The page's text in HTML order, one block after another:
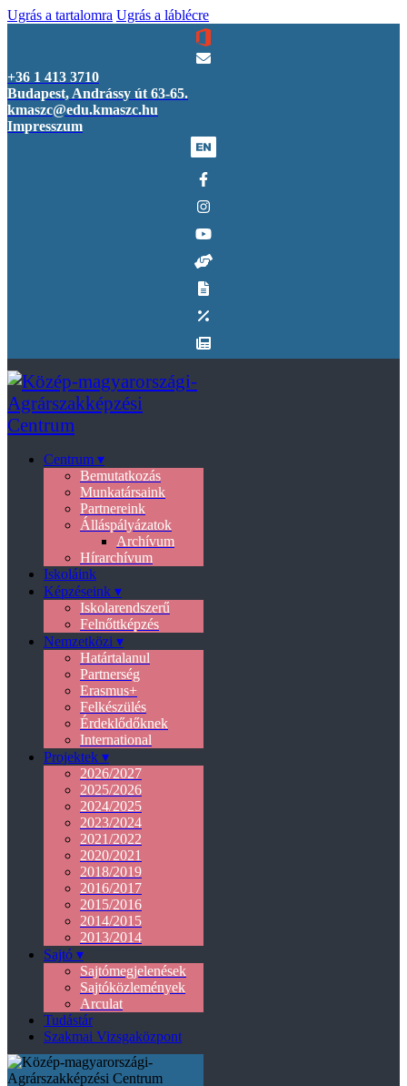
Ugrás a tartalomra Ugrás a láblécre
+36 1 413 3710
Budapest, Andrássy út 63-65.
kmaszc@edu.kmaszc.hu
Impresszum
Centrum ▾
Bemutatkozás
Munkatársaink
Partnereink
Álláspályázatok
Archívum
Hírarchívum
Iskoláink
Képzéseink ▾
Iskolarendszerű
Felnőttképzés
Nemzetközi ▾
Határtalanul
Partnerség
Erasmus+
Felkészülés
Érdeklődőknek
International
Projektek ▾
2026/2027
2025/2026
2024/2025
2023/2024
2021/2022
2020/2021
2018/2019
2016/2017
2015/2016
2014/2015
2013/2014
Sajtó ▾
Sajtómegjelenések
Sajtóközlemények
Arculat
Tudástár
Szakmai Vizsgaközpont